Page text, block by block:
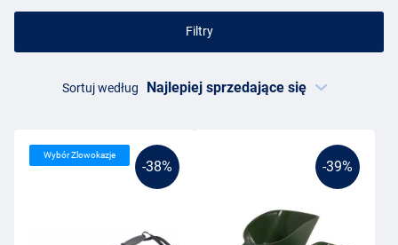
Filtry
Sortuj według
-38%
Wybór Zlowokazje
-39%